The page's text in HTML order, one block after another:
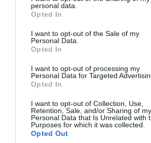
grant or deny consent to Google and its
use your data for below specified
consent section.
personal data.
Opted In
I want to opt-out of the Sale of my
Personal Data.
Opted In
I want to opt-out of processing my
Personal Data for Targeted
Opted In
I want to opt-out of Collection, Use,
Retention, Sale, and/or Sharing of my
Personal Data that Is Unrelated with
Purposes for which it was collected.
Opted Out
Legfrissebb híreink
TÖBB MINT EGY